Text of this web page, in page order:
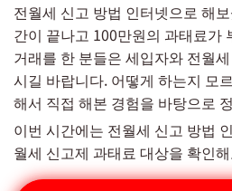
전월세 신고 방법 인터넷으로 해
간이 끝나고 100만원의 과태료가
거래를 한 분들은 세입자와 전월
시길 바랍니다. 어떻게 하는지 모
해서 직접 해본 경험을 바탕으로
이번 시간에는 전월세 신고 방법
월세 신고제 과태료 대상을 확인